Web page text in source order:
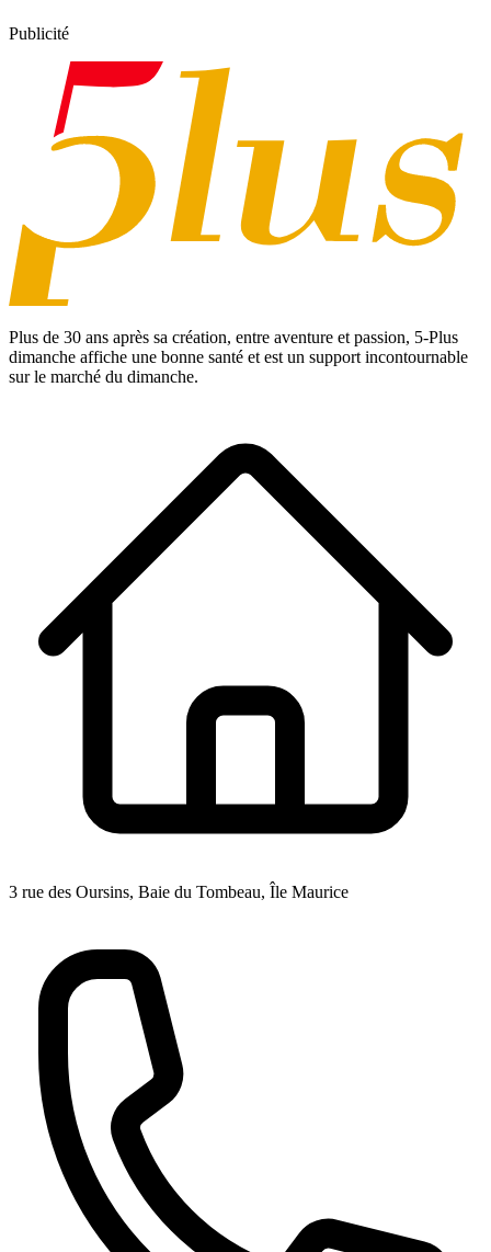
Publicité
Plus de 30 ans après sa création, entre aventure et passion, 5-Plus
dimanche affiche une bonne santé et est un support incontournable
sur le marché du dimanche.
3 rue des Oursins, Baie du Tombeau, Île Maurice